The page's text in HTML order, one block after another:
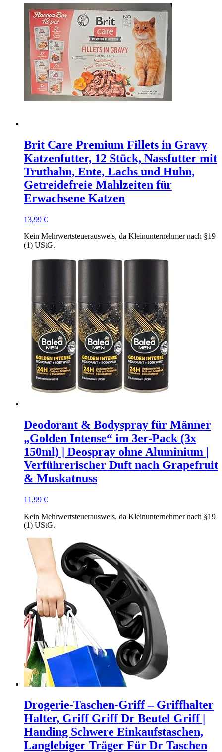
Brit Care Premium Fillets in Gravy
Katzenfutter, 12 Stück, Nassfutter mit
Truthahn, Ente, Lachs und Huhn,
Getreidefreie Mahlzeiten für
Erwachsene Katzen
13,99 €
Kein Mehrwertsteuerausweis, da Kleinunternehmer nach §19
(1) UStG.
Deodorant & Bodyspray für Männer
„Golden Intense“ im 3er-Pack (3x
150ml) | Deospray ohne Aluminium |
Verführerischer Duft nach Grapefruit
& Muskatnuss
11,99 €
Kein Mehrwertsteuerausweis, da Kleinunternehmer nach §19
(1) UStG.
Drogerie-Taschen-Griff – Griffhalter
Halter, Griff Griff Dr Beutel Griff |
Handing Schwere Einkaufstaschen,
Langlebiger Träger Für Dr Taschen